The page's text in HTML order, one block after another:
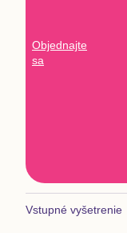
Objednajte
sa
Vstupné vyšetrenie